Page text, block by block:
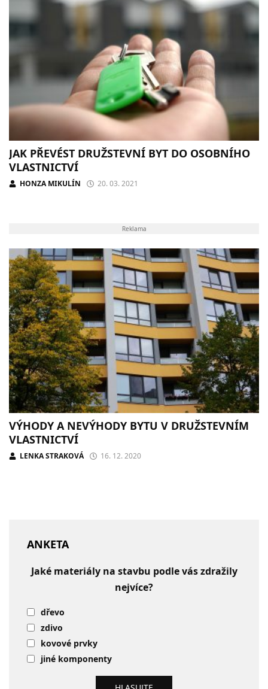
JAK PŘEVÉST DRUŽSTEVNÍ BYT DO OSOBNÍHO
VLASTNICTVÍ
HONZA MIKULÍN 20. 03. 2021
Reklama
VÝHODY A NEVÝHODY BYTU V DRUŽSTEVNÍM
VLASTNICTVÍ
LENKA STRAKOVÁ 16. 12. 2020
ANKETA
Jaké materiály na stavbu podle vás zdražily
nejvíce?
dřevo
zdivo
kovové prvky
jiné komponenty